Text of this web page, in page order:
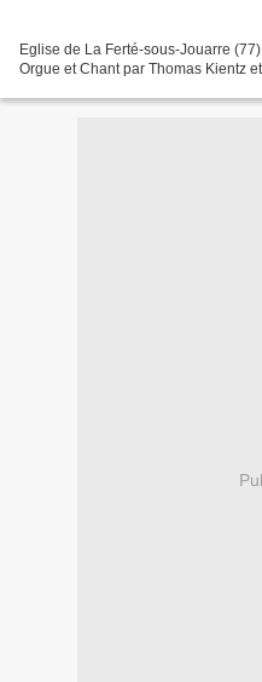
Eglise de La Ferté-sous-Jouarre
Orgue et Chant par Thomas Kientz